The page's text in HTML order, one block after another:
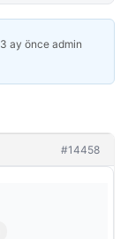
3 ay önce admin
#14458